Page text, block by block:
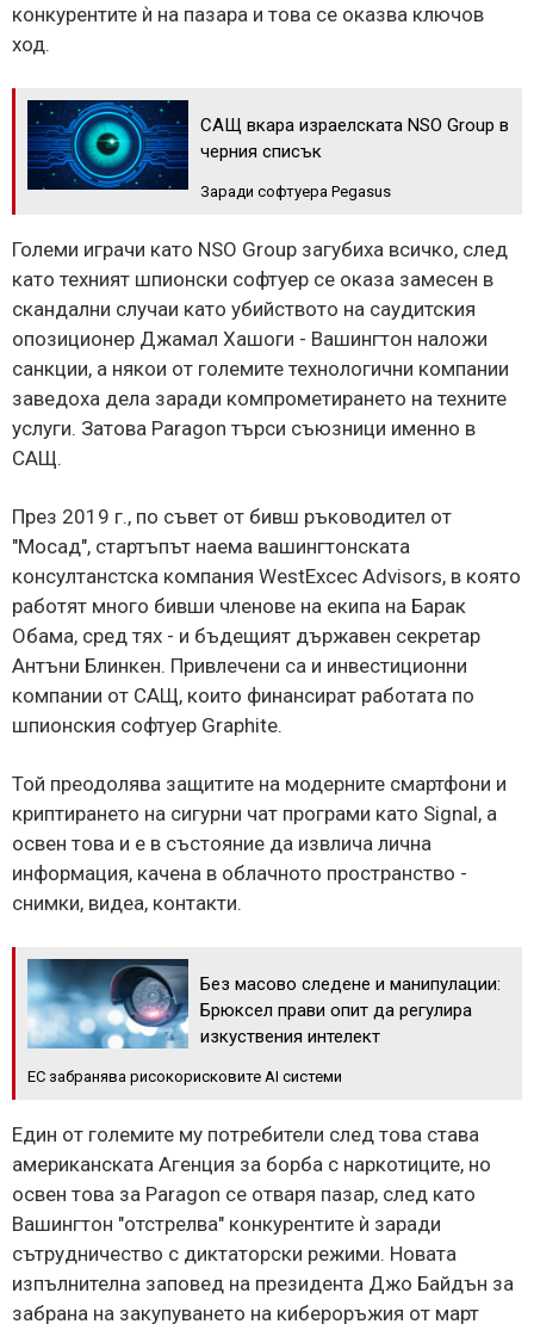
конкурентите ѝ на пазара и това се оказва ключов
ход.
САЩ вкара израелската NSO Group в
черния списък
Заради софтуера Pegasus
Големи играчи като NSO Group загубиха всичко, след
като техният шпионски софтуер се оказа замесен в
скандални случаи като убийството на саудитския
опозиционер Джамал Хашоги - Вашингтон наложи
санкции, а някои от големите технологични компании
заведоха дела заради компрометирането на техните
услуги. Затова Paragon търси съюзници именно в
САЩ.
През 2019 г., по съвет от бивш ръководител от
"Мосад", стартъпът наема вашингтонската
консултанстска компания WestExcec Advisors, в която
работят много бивши членове на екипа на Барак
Обама, сред тях - и бъдещият държавен секретар
Антъни Блинкен. Привлечени са и инвестиционни
компании от САЩ, които финансират работата по
шпионския софтуер Graphite.
Той преодолява защитите на модерните смартфони и
криптирането на сигурни чат програми като Signal, а
освен това и е в състояние да извлича лична
информация, качена в облачното пространство -
снимки, видеа, контакти.
Без масово следене и манипулации:
Брюксел прави опит да регулира
изкуствения интелект
ЕС забранява рисокорисковите AI системи
Един от големите му потребители след това става
американската Агенция за борба с наркотиците, но
освен това за Paragon се отваря пазар, след като
Вашингтон "отстрелва" конкурентите ѝ заради
сътрудничество с диктаторски режими. Новата
изпълнителна заповед на президента Джо Байдън за
забрана на закупуването на кибероръжия от март